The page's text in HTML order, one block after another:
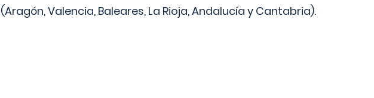
(Aragón, Valencia, Baleares, La Rioja, Andalucía y Cantabria).